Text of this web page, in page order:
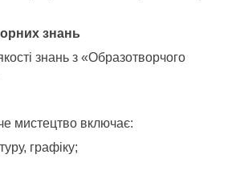
знань
знань з «Образотворчого
мистецтво включає:
графіку;